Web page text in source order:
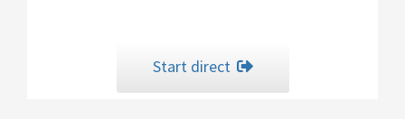
Start direct